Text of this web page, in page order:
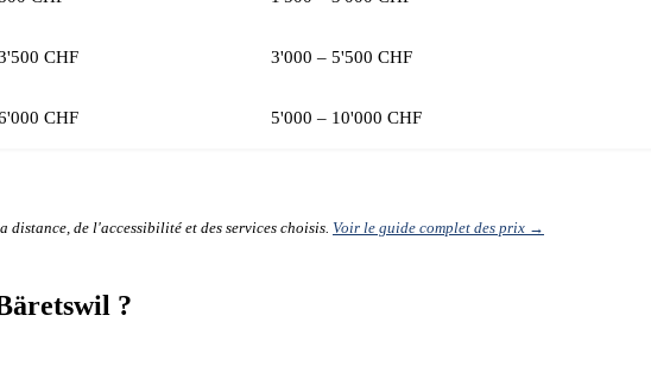
CHF 3'000 – 5'500 CHF
CHF 5'000 – 10'000 CHF
de l'accessibilité et des services choisis. Voir le guide complet des prix →
?